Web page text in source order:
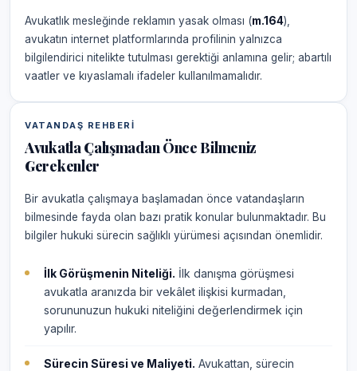
Avukatlık mesleğinde reklamın yasak olması (m.164),
avukatın internet platformlarında profilinin yalnızca
bilgilendirici nitelikte tutulması gerektiği anlamına gelir; abartılı
vaatler ve kıyaslamalı ifadeler kullanılmamalıdır.
VATANDAŞ REHBERI
Avukatla Çalışmadan Önce Bilmeniz
Gerekenler
Bir avukatla çalışmaya başlamadan önce vatandaşların
bilmesinde fayda olan bazı pratik konular bulunmaktadır. Bu
bilgiler hukuki sürecin sağlıklı yürümesi açısından önemlidir.
İlk Görüşmenin Niteliği. İlk danışma görüşmesi
avukatla aranızda bir vekâlet ilişkisi kurmadan,
sorununuzun hukuki niteliğini değerlendirmek için
yapılır.
Sürecin Süresi ve Maliyeti. Avukattan, sürecin